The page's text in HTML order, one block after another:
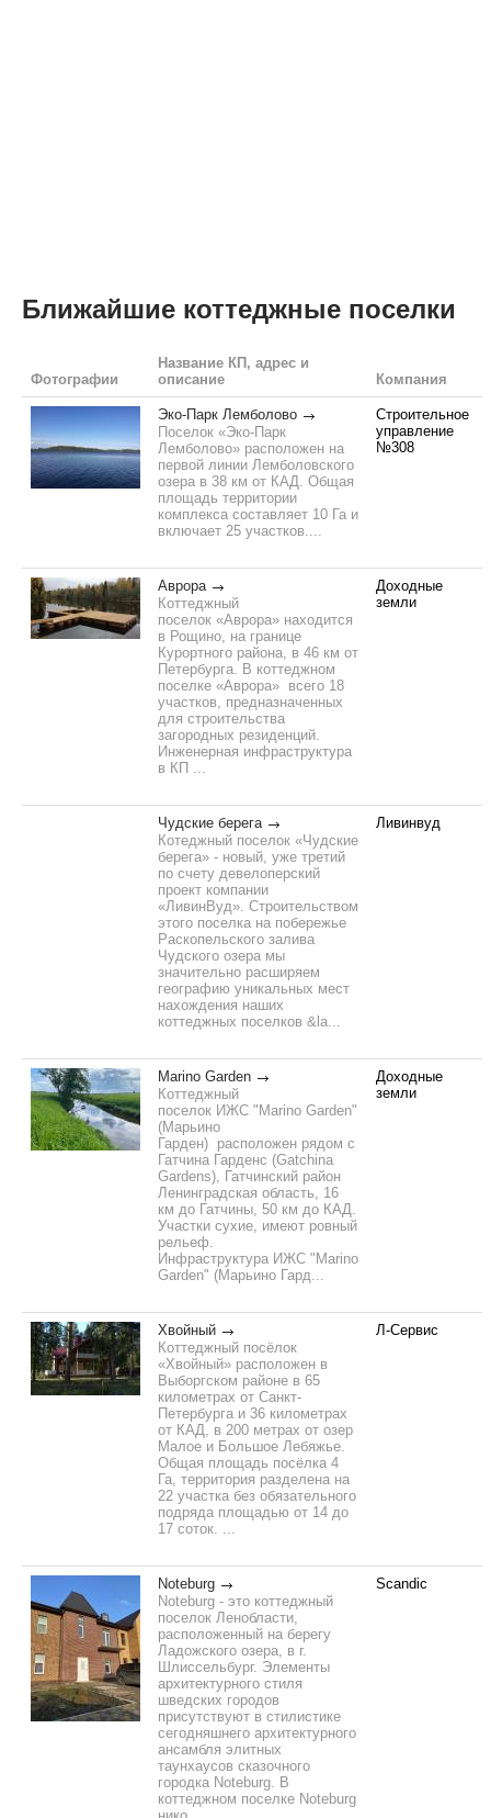
Ближайшие коттеджные поселки
Фотографии
Название КП, адрес и
описание
Компания
Эко-Парк Лемболово
Поселок «Эко-Парк
Лемболово» расположен на
первой линии Лемболовского
озера в 38 км от КАД. Общая
площадь территории
комплекса составляет 10 Га и
включает 25 участков....
Строительное
управление
№308
Аврора
Коттеджный
поселок «Аврора» находится
в Рощино, на границе
Курортного района, в 46 км от
Петербурга. В коттеджном
поселке «Аврора» всего 18
участков, предназначенных
для строительства
загородных резиденций.
Инженерная инфраструктура
в КП ...
Доходные
земли
Чудские берега
Котеджный поселок «Чудские
берега» - новый, уже третий
по счету девелоперский
проект компании
«ЛивинВуд». Строительством
этого поселка на побережье
Раскопельского залива
Чудского озера мы
значительно расширяем
географию уникальных мест
нахождения наших
коттеджных поселков &la...
Ливинвуд
Marino Garden
Коттеджный
поселок ИЖС "Marino Garden"
(Марьино
Гарден) расположен рядом с
Гатчина Гарденс (Gatchina
Gardens), Гатчинский район
Ленинградская область, 16
км до Гатчины, 50 км до КАД.
Участки сухие, имеют ровный
рельеф.
Инфраструктура ИЖС "Marino
Garden" (Марьино Гард...
Доходные
земли
Хвойный
Коттеджный посёлок
«Хвойный» расположен в
Выборгском районе в 65
километрах от Санкт-
Петербурга и 36 километрах
от КАД, в 200 метрах от озер
Малое и Большое Лебяжье.
Общая площадь посёлка 4
Га, территория разделена на
22 участка без обязательного
подряда площадью от 14 до
17 соток. ...
Л-Сервис
Noteburg
Noteburg - это коттеджный
поселок Ленобласти,
расположенный на берегу
Ладожского озера, в г.
Шлиссельбург. Элементы
архитектурного стиля
шведских городов
присутствуют в стилистике
сегодняшнего архитектурного
ансамбля элитных
таунхаусов сказочного
городка Noteburg. В
коттеджном поселке Noteburg
Scandic